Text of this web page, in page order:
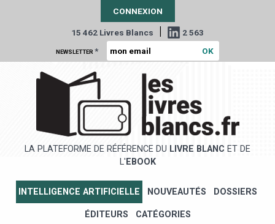
CONNEXION
15 462 Livres Blancs | 2 563
NEWSLETTER *
LA PLATEFORME DE RÉFÉRENCE DU LIVRE BLANC ET DE
L' EBOOK
INTELLIGENCE ARTIFICIELLE NOUVEAUTÉS DOSSIERS
ÉDITEURS CATÉGORIES